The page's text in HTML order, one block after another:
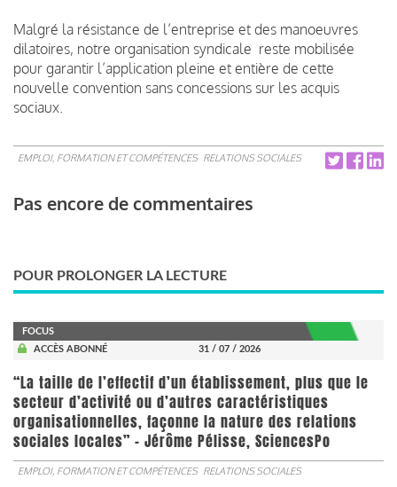
Malgré la résistance de l’entreprise et des manoeuvres
dilatoires, notre organisation syndicale reste mobilisée
pour garantir l’application pleine et entière de cette
nouvelle convention sans concessions sur les acquis
sociaux.
EMPLOI, FORMATION ET COMPÉTENCES RELATIONS SOCIALES
Pas encore de commentaires
POUR PROLONGER LA LECTURE
FOCUS
ACCÈS ABONNÉ
31 / 07 / 2026
“La taille de l’effectif d’un établissement, plus que le
secteur d’activité ou d’autres caractéristiques
organisationnelles, façonne la nature des relations
sociales locales” - Jérôme Pélisse, SciencesPo
EMPLOI, FORMATION ET COMPÉTENCES RELATIONS SOCIALES